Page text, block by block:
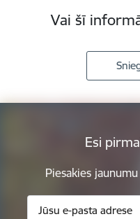
Vai šī
Esi
Piesakies